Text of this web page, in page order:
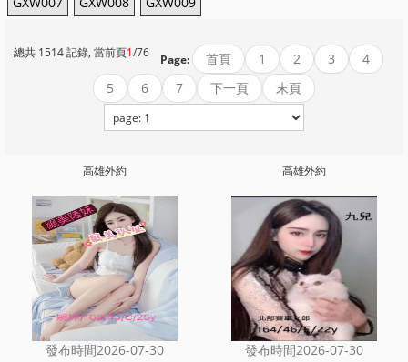
Page:
總共 1514 記錄, 當前頁1/76 首頁 1 2 3
4
5
6 7 下一頁 末頁
高雄外約
發布時間2026-07-30
高雄外約
發布時間2026-07-30